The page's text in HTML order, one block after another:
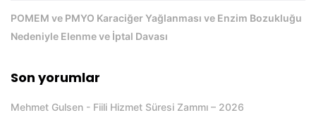
POMEM ve PMYO Karaciğer Yağlanması ve Enzim Bozukluğu
Nedeniyle Elenme ve İptal Davası
Son yorumlar
Mehmet Gulsen - Fiili Hizmet Süresi Zammı – 2026